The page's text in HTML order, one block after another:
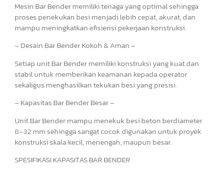
Mesin Bar Bender memiliki tenaga yang optimal sehingga
proses penekukan besi menjadi lebih cepat, akurat, dan
mampu meningkatkan efisiensi pekerjaan konstruksi.
– Desain Bar Bender Kokoh & Aman –
Setiap unit Bar Bender memiliki konstruksi yang kuat dan
stabil untuk memberikan keamanan kepada operator
sekaligus menghasilkan tekukan besi yang presisi.
– Kapasitas Bar Bender Besar –
Unit Bar Bender mampu menekuk besi beton berdiameter
8–32 mm sehingga sangat cocok digunakan untuk proyek
konstruksi skala kecil, menengah, maupun besar.
SPESIFIKASI KAPASITAS BAR BENDER